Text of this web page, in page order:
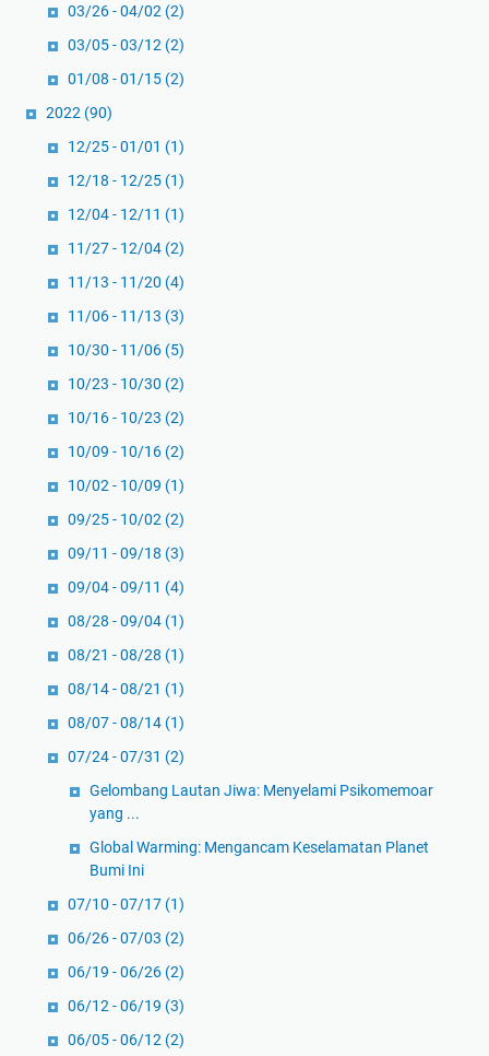
03/26 - 04/02 (2)
03/05 - 03/12 (2)
01/08 - 01/15 (2)
2022 (90)
12/25 - 01/01 (1)
12/18 - 12/25 (1)
12/04 - 12/11 (1)
11/27 - 12/04 (2)
11/13 - 11/20 (4)
11/06 - 11/13 (3)
10/30 - 11/06 (5)
10/23 - 10/30 (2)
10/16 - 10/23 (2)
10/09 - 10/16 (2)
10/02 - 10/09 (1)
09/25 - 10/02 (2)
09/11 - 09/18 (3)
09/04 - 09/11 (4)
08/28 - 09/04 (1)
08/21 - 08/28 (1)
08/14 - 08/21 (1)
08/07 - 08/14 (1)
07/24 - 07/31 (2)
Gelombang Lautan Jiwa: Menyelami Psikomemoar
yang ...
Global Warming: Mengancam Keselamatan Planet
Bumi Ini
07/10 - 07/17 (1)
06/26 - 07/03 (2)
06/19 - 06/26 (2)
06/12 - 06/19 (3)
06/05 - 06/12 (2)